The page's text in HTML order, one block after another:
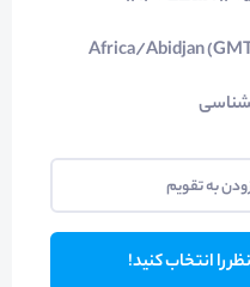
Africa/Abidjan
به تقویم
را انتخاب کنید!